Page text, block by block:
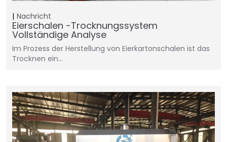
Nachricht
Eierschalen -Trocknungssystem
Vollständige Analyse
Im Prozess der Herstellung von Eierkartonschalen ist das
Trocknen ein…